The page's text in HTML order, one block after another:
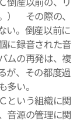
） その際の、
い。倒産以前に
に録音された音
ムの再発は、複
が、その都度過
い。
という組織に関
音源の管理に関